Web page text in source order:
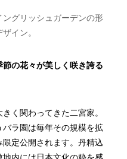
グリッシュガーデンの形
イン。
節の花々が美しく咲き誇る
く関わってきた二宮家。
ラ園は毎年その規模を拡
定公開されます。丹精込